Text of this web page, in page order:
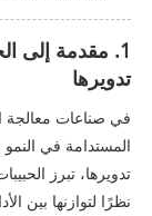
تدويرها
في صناعات معالجة
المستدامة في
نظرًا لتوازنها بين